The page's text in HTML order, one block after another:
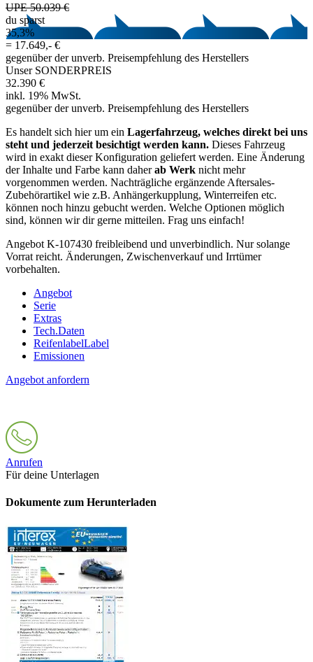
UPE 50.039 €
du sparst
35,3%
= 17.649,- €
gegenüber der unverb. Preisempfehlung des Herstellers
Unser SONDERPREIS
32.390 €
inkl. 19% MwSt.
gegenüber der unverb. Preisempfehlung des Herstellers
Es handelt sich hier um ein Lagerfahrzeug, welches direkt bei uns
steht und jederzeit besichtigt werden kann. Dieses Fahrzeug
wird in exakt dieser Konfiguration geliefert werden. Eine Änderung
der Inhalte und Farbe kann daherab Werk nicht mehr
vorgenommen werden. Nachträgliche ergänzende Aftersales‐
Zubehörartikel wie z.B. Anhängerkupplung, Winterreifen etc.
können noch hinzu gebucht werden. Welche Optionen möglich
sind, können wir dir gerne mitteilen. Frag uns einfach!
Angebot K-107430 freibleibend und unverbindlich. Nur solange
Vorrat reicht. Änderungen, Zwischenverkauf und Irrtümer
vorbehalten.
Angebot
Serie
Extras
Tech.Daten
ReifenlabelLabel
Emissionen
Angebot anfordern
Anrufen
Für deine Unterlagen
Dokumente zum Herunterladen